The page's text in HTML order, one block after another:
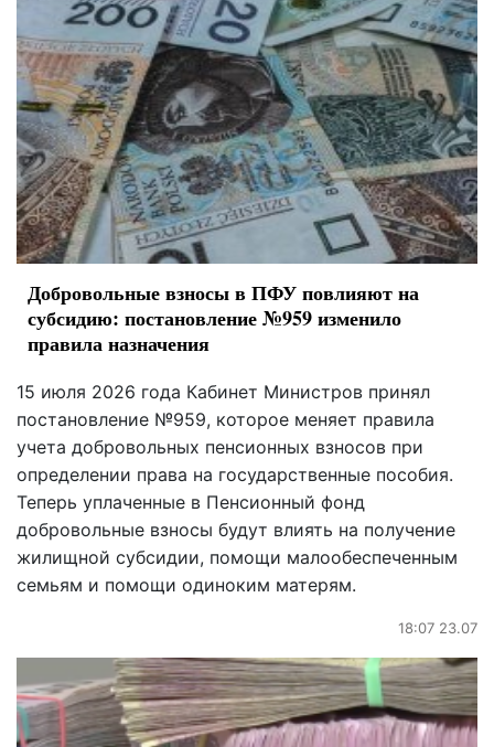
Добровольные взносы в ПФУ повлияют на
субсидию: постановление №959 изменило
правила назначения
15 июля 2026 года Кабинет Министров принял
постановление №959, которое меняет правила
учета добровольных пенсионных взносов при
определении права на государственные пособия.
Теперь уплаченные в Пенсионный фонд
добровольные взносы будут влиять на получение
жилищной субсидии, помощи малообеспеченным
семьям и помощи одиноким матерям.
18:07 23.07